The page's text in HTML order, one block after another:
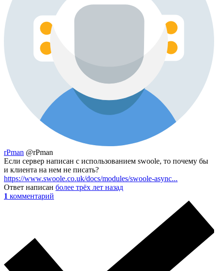
rPman @rPman
Если сервер написан с использованием swoole, то почему бы
и клиента на нем не писать?
https://www.swoole.co.uk/docs/modules/swoole-async...
Ответ написан более трёх лет назад
1 комментарий